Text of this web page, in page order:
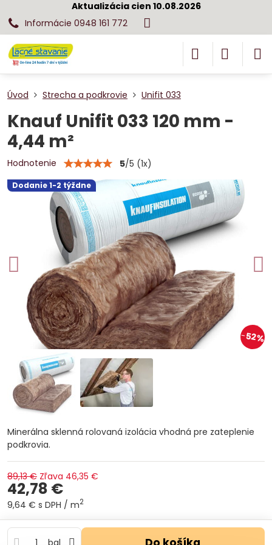
Aktualizácia cien 10.08.2026
Informácie 0948 161 772
Dodanie 1-2 týždne
52%
Úvod Strecha a podkrovie Unifit 033
Knauf Unifit 033 120 mm -
4,44 m²
Hodnotenie 5/5 (1x)
Minerálna sklenná rolovaná izolácia vhodná pre zateplenie
podkrovia.
89,13 € Zľava 46,35 €
42,78 €
9,64 € s DPH / m2